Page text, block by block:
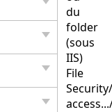
du
folder
(sous
IIS)
File